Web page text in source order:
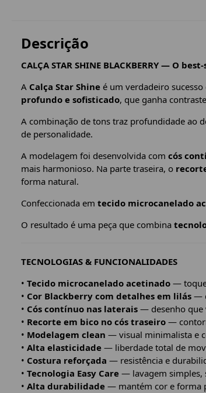
Descrição
CALÇA STAR SHINE BLACKBERRY — O
A Calça Star Shine é um verdadeiro
profundo e sofisticado, que ganha
A combinação de tons traz profundidade ao
de personalidade.
A modelagem foi desenvolvida com cós
mais harmonioso. Na parte traseira, o
forma natural.
Confeccionada em tecido microcanelado
O resultado é uma peça que combina
TECNOLOGIAS & FUNCIONALIDADES
• Tecido microcanelado acetinado —
• Cor Blackberry com detalhes em lilás —
• Cós contínuo nas laterais — desenho que
• Recorte em bico no cós traseiro —
• Modelagem clean — visual minimalista e
• Alta elasticidade — liberdade total de
• Costura reforçada — resistência e
• Tecnologia Easy Care — lavagem simples,
• Alta durabilidade — mantém cor e forma